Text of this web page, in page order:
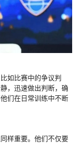
如比赛中的争议判
，迅速做出判断，确
们在日常训练中不断
样重要。他们不仅要